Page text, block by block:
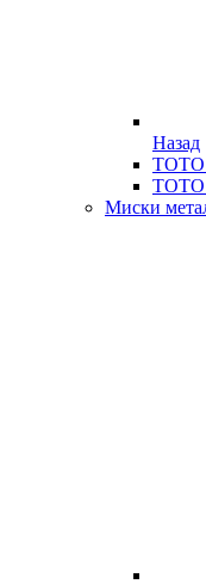
Назад
ТОТО
ТОТО
Миски